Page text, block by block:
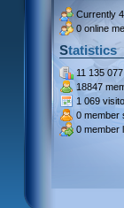
Currently
0 online
Statistics
11 135
18847
1 069
0 member
0 member